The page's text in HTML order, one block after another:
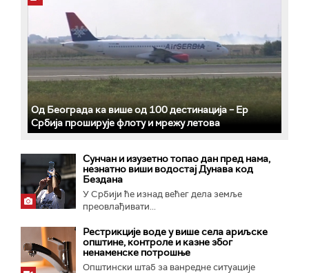
Од Београда ка више од 100 дестинација – Ер
Србија проширује флоту и мрежу летова
Сунчан и изузетно топао дан пред нама,
незнатно виши водостај Дунава код
Бездана
У Србији ће изнад већег дела земље
преовлађивати...
Рестрикције воде у више села ариљске
општине, контроле и казне због
ненаменске потрошње
Општински штаб за ванредне ситуације